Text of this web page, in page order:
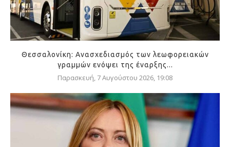
Θεσσαλονίκη: Ανασχεδιασμός των λεωφορειακών
γραμμών ενόψει της έναρξης...
Παρασκευή, 7 Αυγούστου 2026, 19:08